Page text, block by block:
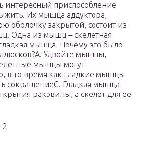
интересный приспособление
Их мышца аддуктора,
оболочку закрытой, состоит из
Одна из мышц – скелетная
мышца. Почему это было
Удвойте мышцы,
мышцы могут
в то время как гладкие мышцы
сокращениеC. Гладкая мышца
раковины, а скелет для ее
2